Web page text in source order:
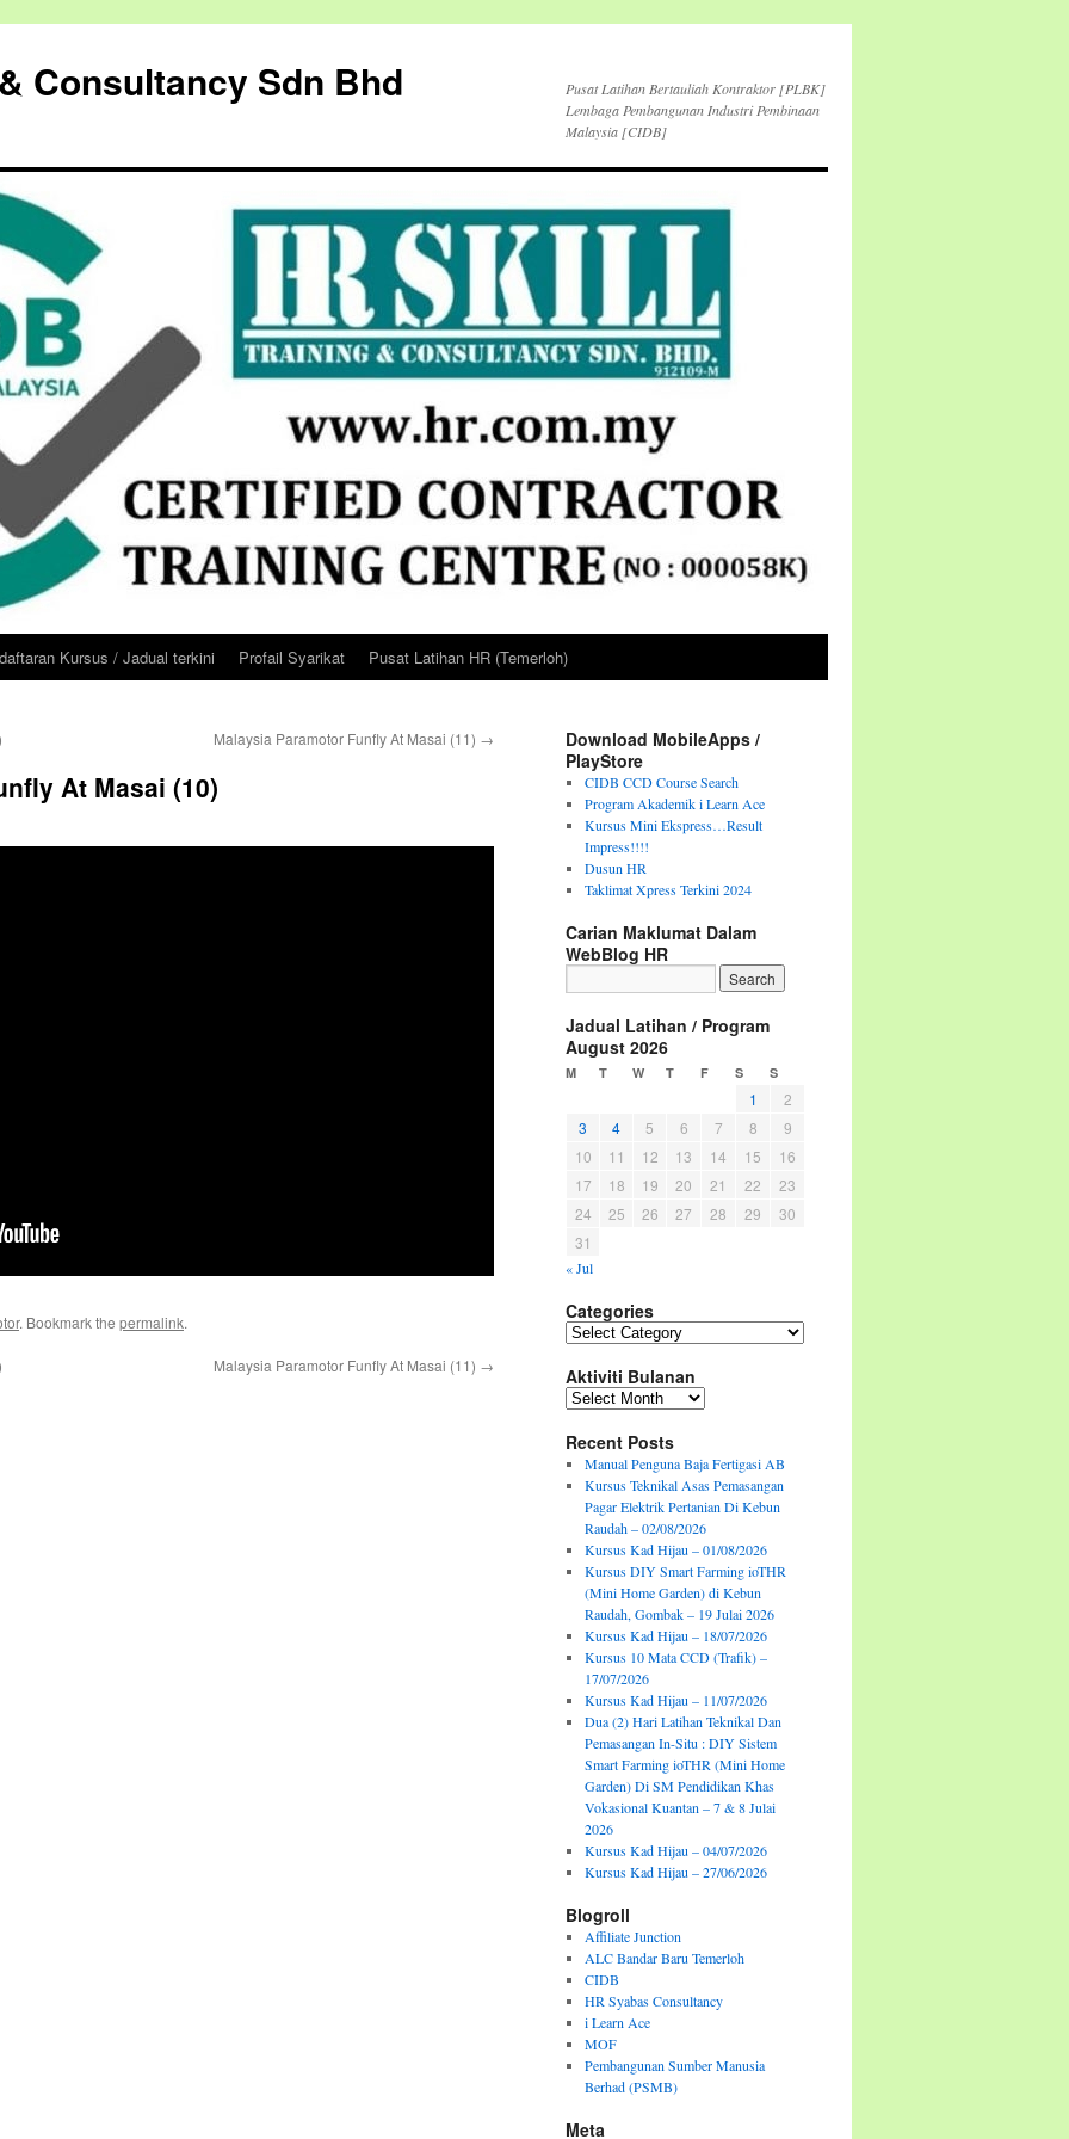
Consultancy Sdn Bhd
Pusat Latihan Bertauliah Kontraktor [PLBK]
Lembaga Pembangunan Industri Pembinaan
Malaysia [CIDB]
Kursus / Jadual terkini Profail Syarikat Pusat Latihan HR (Temerloh)
Malaysia Paramotor Funfly At Masai (11) →
At Masai (10)
. Bookmark the permalink.
Malaysia Paramotor Funfly At Masai (11) →
Download MobileApps /
PlayStore
CIDB CCD Course Search
Program Akademik i Learn Ace
Kursus Mini Ekspress…Result
Impress!!!!
Dusun HR
Taklimat Xpress Terkini 2024
Carian Maklumat Dalam
WebBlog HR
Jadual Latihan / Program
August 2026
M T W T F S S
1
2
3
4 5 6 7 8
9
10
11 12 13 14 15
16
17
18 19 20 21 22
23
24
25 26 27 28 29
30
31
« Jul
Categories
Categories
Aktiviti Bulanan
Aktiviti
Recent Posts
Manual Penguna Baja Fertigasi AB
Kursus Teknikal Asas Pemasangan
Pagar Elektrik Pertanian Di Kebun
Raudah – 02/08/2026
Kursus Kad Hijau – 01/08/2026
Kursus DIY Smart Farming ioTHR
(Mini Home Garden) di Kebun
Raudah, Gombak – 19 Julai 2026
Kursus Kad Hijau – 18/07/2026
Kursus 10 Mata CCD (Trafik) –
17/07/2026
Kursus Kad Hijau – 11/07/2026
Dua (2) Hari Latihan Teknikal Dan
Pemasangan In-Situ : DIY Sistem
Smart Farming ioTHR (Mini Home
Garden) Di SM Pendidikan Khas
Vokasional Kuantan – 7 & 8 Julai
2026
Kursus Kad Hijau – 04/07/2026
Kursus Kad Hijau – 27/06/2026
Blogroll
Affiliate Junction
ALC Bandar Baru Temerloh
CIDB
HR Syabas Consultancy
i Learn Ace
MOF
Pembangunan Sumber Manusia
Berhad (PSMB)
Meta